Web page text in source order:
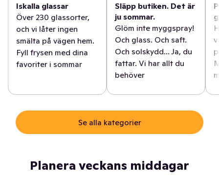
Iskalla glassar
Över 230 glassorter,
och vi låter ingen
smälta på vägen hem.
Fyll frysen med dina
favoriter i sommar
Släpp butiken. Det är
ju sommar.
Glöm inte myggspray!
Och glass. Och saft.
Och solskydd... Ja, du
fattar. Vi har allt du
behöver
Se alla kategorier
Planera veckans middagar